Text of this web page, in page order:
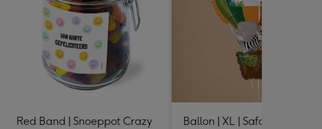
Red Band | Snoeppot Crazy
Ballon | XL | Safari